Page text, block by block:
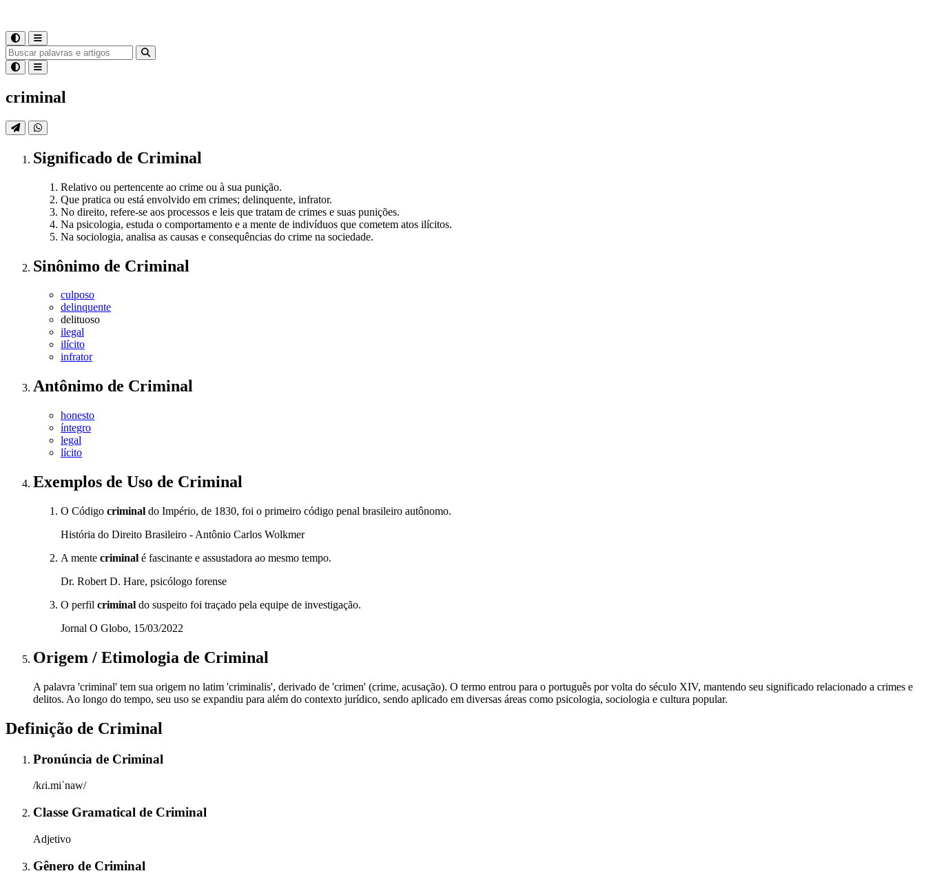
criminal
Significado de Criminal
Relativo ou pertencente ao crime ou à sua punição.
Que pratica ou está envolvido em crimes; delinquente, infrator.
No direito, refere-se aos processos e leis que tratam de crimes e suas punições.
Na psicologia, estuda o comportamento e a mente de indivíduos que cometem atos ilícitos.
Na sociologia, analisa as causas e consequências do crime na sociedade.
Sinônimo de Criminal
culposo
delinquente
delituoso
ilegal
ilícito
infrator
Antônimo de Criminal
honesto
íntegro
legal
lícito
Exemplos de Uso de Criminal
O Código criminal do Império, de 1830, foi o primeiro código penal brasileiro autônomo.
História do Direito Brasileiro - Antônio Carlos Wolkmer
A mente criminal é fascinante e assustadora ao mesmo tempo.
Dr. Robert D. Hare, psicólogo forense
O perfil criminal do suspeito foi traçado pela equipe de investigação.
Jornal O Globo, 15/03/2022
Origem / Etimologia de Criminal
A palavra 'criminal' tem sua origem no latim 'criminalis', derivado de 'crimen' (crime, acusação). O termo entrou para o português por volta do século XIV, mantendo seu significado relacionado a crimes e
delitos. Ao longo do tempo, seu uso se expandiu para além do contexto jurídico, sendo aplicado em diversas áreas como psicologia, sociologia e cultura popular.
Definição de Criminal
Pronúncia de Criminal
/kɾi.miˈnaw/
Classe Gramatical de Criminal
Adjetivo
Gênero de Criminal